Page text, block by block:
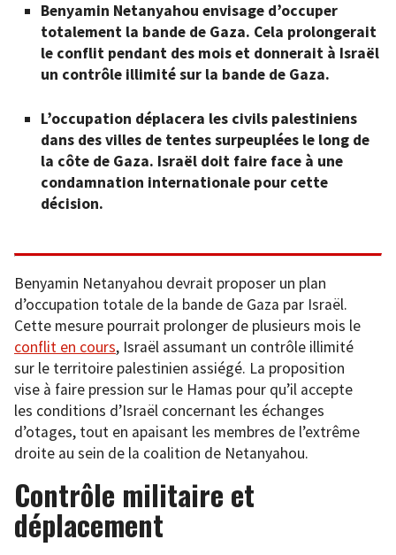
Benyamin Netanyahou envisage d’occuper
totalement la bande de Gaza. Cela prolongerait
le conflit pendant des mois et donnerait à Israël
un contrôle illimité sur la bande de Gaza.
L’occupation déplacera les civils palestiniens
dans des villes de tentes surpeuplées le long de
la côte de Gaza. Israël doit faire face à une
condamnation internationale pour cette
décision.
Benyamin Netanyahou devrait proposer un plan
d’occupation totale de la bande de Gaza par Israël.
Cette mesure pourrait prolonger de plusieurs mois le
conflit en cours, Israël assumant un contrôle illimité
sur le territoire palestinien assiégé. La proposition
vise à faire pression sur le Hamas pour qu’il accepte
les conditions d’Israël concernant les échanges
d’otages, tout en apaisant les membres de l’extrême
droite au sein de la coalition de Netanyahou.
Contrôle militaire et
déplacement